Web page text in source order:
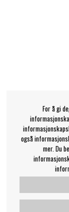
For å gi
også
mer. Du